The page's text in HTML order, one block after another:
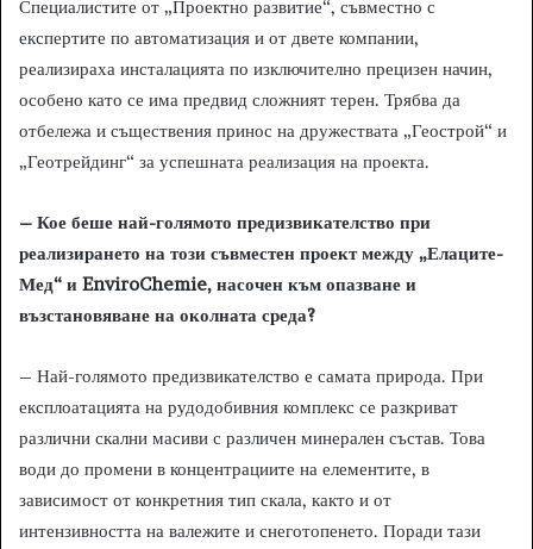
Специалистите от „Проектно развитие“, съвместно с
експертите по автоматизация и от двете компании,
реализираха инсталацията по изключително прецизен начин,
особено като се има предвид сложният терен. Трябва да
отбележа и съществения принос на дружествата „Геострой“ и
„Геотрейдинг“ за успешната реализация на проекта.
– Кое беше най-голямото предизвикателство при
реализирането на този съвместен проект между „Елаците-
Мед“ и EnviroChemie, насочен към опазване и
възстановяване на околната среда?
– Най-голямото предизвикателство е самата природа. При
експлоатацията на рудодобивния комплекс се разкриват
различни скални масиви с различен минерален състав. Това
води до промени в концентрациите на елементите, в
зависимост от конкретния тип скала, както и от
интензивността на валежите и снеготопенето. Поради тази